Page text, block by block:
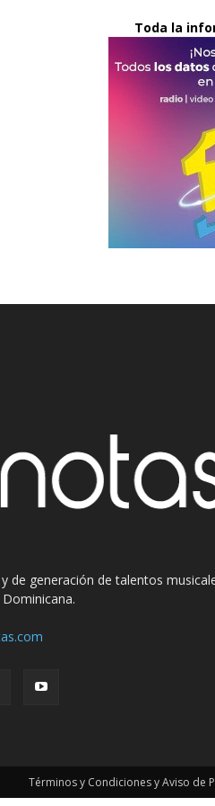
Toda la
de generación de talentos
Términos y Condiciones y Aviso de